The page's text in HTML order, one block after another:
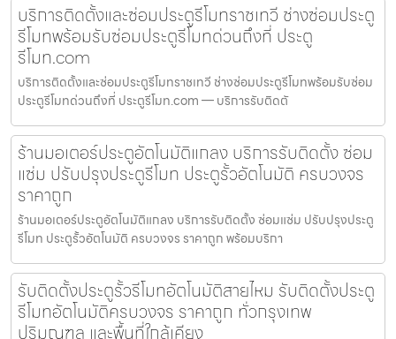
บริการติดตั้งและซ่อมประตูรีโมทราชเทวี ช่างซ่อมประตู
รีโมทพร้อมรับซ่อมประตูรีโมทด่วนถึงที่ ประตู
รีโมท.com
บริการติดตั้งและซ่อมประตูรีโมทราชเทวี ช่างซ่อมประตูรีโมทพร้อมรับซ่อม
ประตูรีโมทด่วนถึงที่ ประตูรีโมท.com — บริการรับติดตั
ร้านมอเตอร์ประตูอัตโนมัติแกลง บริการรับติดตั้ง ซ่อม
แซ่ม ปรับปรุงประตูรีโมท ประตูรั้วอัตโนมัติ ครบวงจร
ราคาถูก
ร้านมอเตอร์ประตูอัตโนมัติแกลง บริการรับติดตั้ง ซ่อมแซ่ม ปรับปรุงประตู
รีโมท ประตูรั้วอัตโนมัติ ครบวงจร ราคาถูก พร้อมบริกา
รับติดตั้งประตูรั้วรีโมทอัตโนมัติสายไหม รับติดตั้งประตู
รีโมทอัตโนมัติครบวงจร ราคาถูก ทั่วกรุงเทพ
ปริมณฑล และพื้นที่ใกล้เคียง